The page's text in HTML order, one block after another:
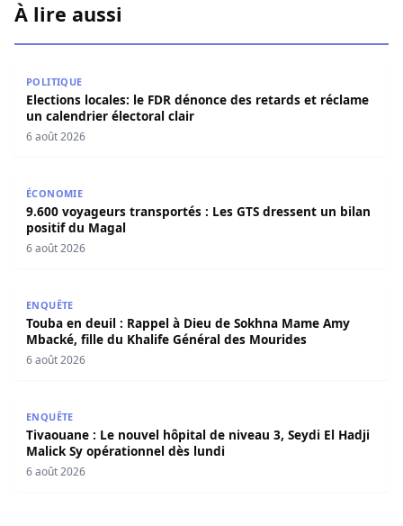
À lire aussi
POLITIQUE
Elections locales: le FDR dénonce des retards et réclame
un calendrier électoral clair
6 août 2026
ÉCONOMIE
9.600 voyageurs transportés : Les GTS dressent un bilan
positif du Magal
6 août 2026
ENQUÊTE
Touba en deuil : Rappel à Dieu de Sokhna Mame Amy
Mbacké, fille du Khalife Général des Mourides
6 août 2026
ENQUÊTE
Tivaouane : Le nouvel hôpital de niveau 3, Seydi El Hadji
Malick Sy opérationnel dès lundi
6 août 2026